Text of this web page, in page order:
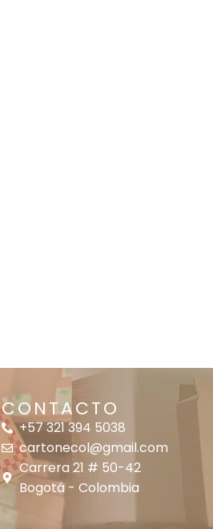
CONTACTO
+57 321 394 5038
cartonecol@gmail.com
Carrera 21 # 50-42
Bogotá - Colombia